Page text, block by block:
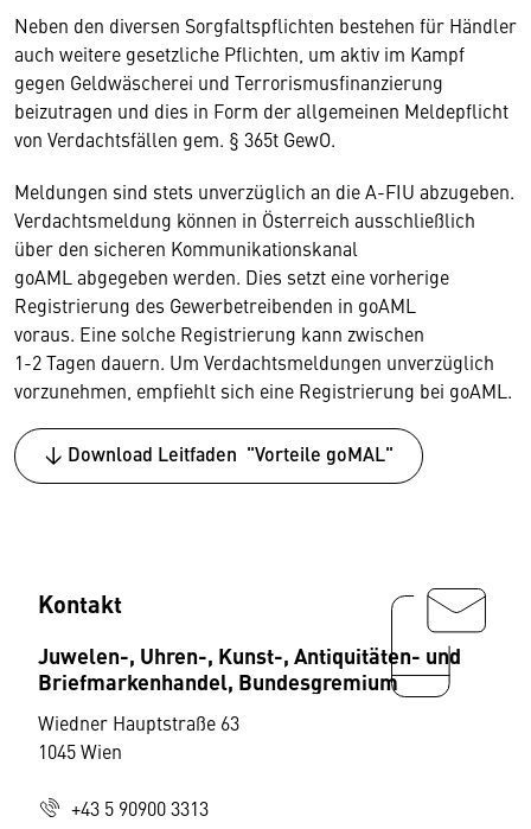
Neben den diversen Sorgfaltspflichten bestehen für Händler
auch weitere gesetzliche Pflichten, um aktiv im Kampf
gegen Geldwäscherei und Terrorismusfinanzierung
beizutragen und dies in Form der allgemeinen Meldepflicht
von Verdachtsfällen gem. § 365t GewO.
Meldungen sind stets unverzüglich an die A-FIU abzugeben.
Verdachtsmeldung können in Österreich ausschließlich
über den sicheren Kommunikationskanal
goAML abgegeben werden. Dies setzt eine vorherige
Registrierung des Gewerbetreibenden in goAML
voraus. Eine solche Registrierung kann zwischen
1-2 Tagen dauern. Um Verdachtsmeldungen unverzüglich
vorzunehmen, empfiehlt sich eine Registrierung bei goAML.
↓ Download Leitfaden "Vorteile goMAL"
Kontakt
Juwelen-, Uhren-, Kunst-, Antiquitäten- und
Briefmarkenhandel, Bundesgremium
Wiedner Hauptstraße 63
1045 Wien
+43 5 90900 3313